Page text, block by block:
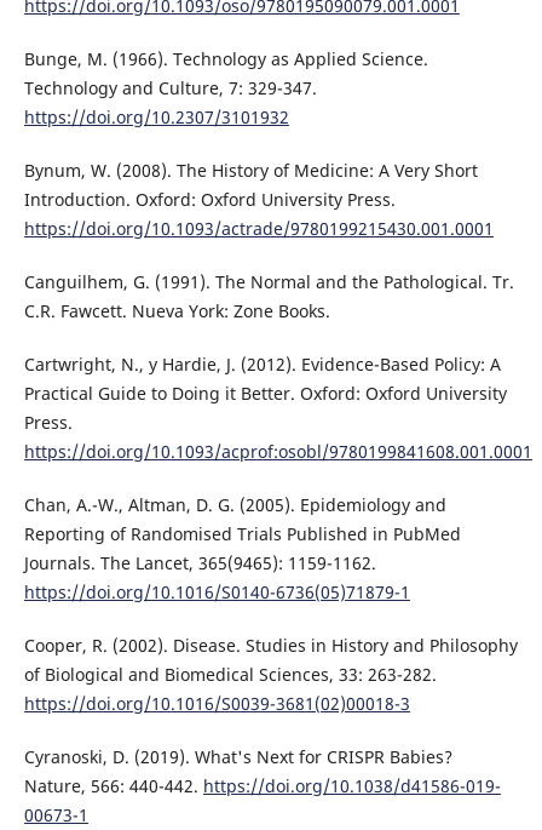
https://doi.org/10.1093/oso/9780195090079.001.0001
Bunge, M. (1966). Technology as Applied Science.
Technology and Culture, 7: 329-347.
https://doi.org/10.2307/3101932
Bynum, W. (2008). The History of Medicine: A Very Short
Introduction. Oxford: Oxford University Press.
https://doi.org/10.1093/actrade/9780199215430.001.0001
Canguilhem, G. (1991). The Normal and the Pathological. Tr.
C.R. Fawcett. Nueva York: Zone Books.
Cartwright, N., y Hardie, J. (2012). Evidence-Based Policy: A
Practical Guide to Doing it Better. Oxford: Oxford University
Press.
https://doi.org/10.1093/acprof:osobl/9780199841608.001.0001
Chan, A.-W., Altman, D. G. (2005). Epidemiology and
Reporting of Randomised Trials Published in PubMed
Journals. The Lancet, 365(9465): 1159-1162.
https://doi.org/10.1016/S0140-6736(05)71879-1
Cooper, R. (2002). Disease. Studies in History and Philosophy
of Biological and Biomedical Sciences, 33: 263-282.
https://doi.org/10.1016/S0039-3681(02)00018-3
Cyranoski, D. (2019). What's Next for CRISPR Babies?
Nature, 566: 440-442. https://doi.org/10.1038/d41586-019-
00673-1